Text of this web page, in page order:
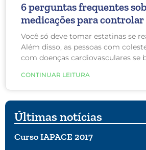
6 perguntas frequentes
medicações para
Você só deve tomar estatinas se
Além disso, as pessoas com
com doenças cardiovasculares se
CONTINUAR LEITURA
Últimas notícias
Curso IAPACE 2017